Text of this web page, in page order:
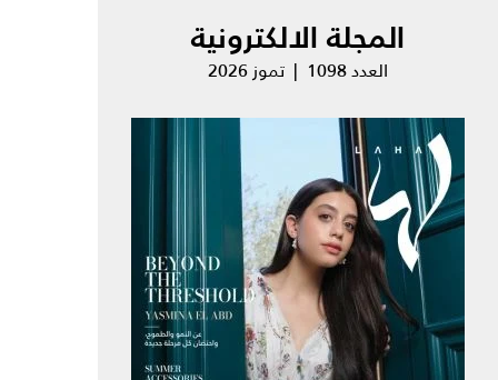
المجلة الالكترونية
العدد 1098 | تموز 2026